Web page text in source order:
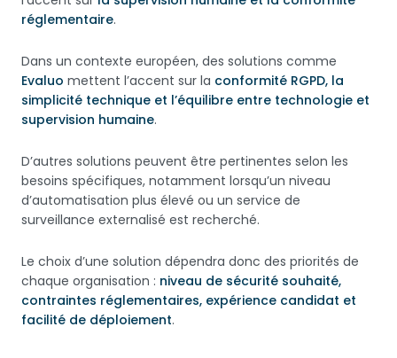
réglementaire.
Dans un contexte européen, des solutions comme
Evaluo mettent l’accent sur la conformité RGPD, la
simplicité technique et l’équilibre entre technologie et
supervision humaine.
D’autres solutions peuvent être pertinentes selon les
besoins spécifiques, notamment lorsqu’un niveau
d’automatisation plus élevé ou un service de
surveillance externalisé est recherché.
Le choix d’une solution dépendra donc des priorités de
chaque organisation : niveau de sécurité souhaité,
contraintes réglementaires, expérience candidat et
facilité de déploiement.